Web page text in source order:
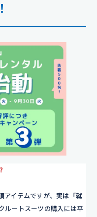
アイテムですが、実は「就
ルートスーツの購入には平